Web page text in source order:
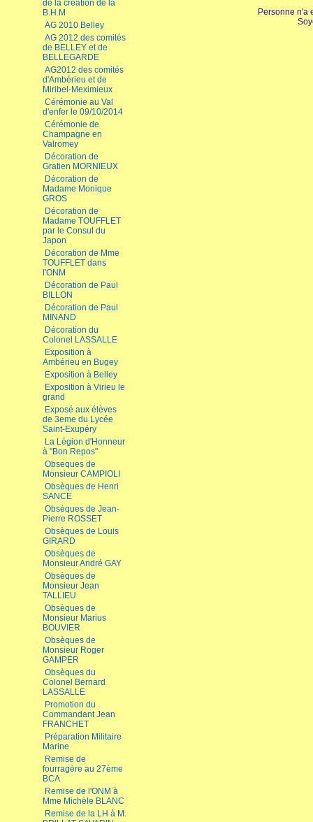
de la création de la
B.H.M
AG 2010 Belley
AG 2012 des comités
de BELLEY et de
BELLEGARDE
AG2012 des comités
d'Ambérieu et de
Miribel-Meximieux
Cérémonie au Val
d'enfer le 09/10/2014
Cérémonie de
Champagne en
Valromey
Décoration de
Gratien MORNIEUX
Décoration de
Madame Monique
GROS
Décoration de
Madame TOUFFLET
par le Consul du
Japon
Décoration de Mme
TOUFFLET dans
l'ONM
Décoration de Paul
BILLON
Décoration de Paul
MINAND
Décoration du
Colonel LASSALLE
Exposition à
Ambérieu en Bugey
Exposition à Belley
Exposition à Virieu le
grand
Exposé aux élèves
de 3eme du Lycée
Saint-Exupéry
La Légion d'Honneur
à "Bon Repos"
Obseques de
Monsieur CAMPIOLI
Obsèques de Henri
SANCE
Obsèques de Jean-
Pierre ROSSET
Obsèques de Louis
GIRARD
Obsèques de
Monsieur André GAY
Obsèques de
Monsieur Jean
TALLIEU
Obsèques de
Monsieur Marius
BOUVIER
Obsèques de
Monsieur Roger
GAMPER
Obsèques du
Colonel Bernard
LASSALLE
Promotion du
Commandant Jean
FRANCHET
Préparation Militaire
Marine
Remise de
fourragère au 27ème
BCA
Remise de l'ONM à
Mme Michèle BLANC
Remise de la LH à M.
Personne n'a